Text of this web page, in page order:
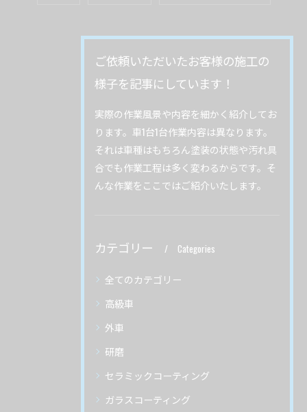
ご依頼いただいたお客様の施工の
様子を記事にしています！
実際の作業風景や内容を細かく紹介してお
ります。車1台1台作業内容は異なります。
それは車種はもちろん塗装の状態や汚れ具
合でも作業工程は多く変わるからです。そ
んな作業をここではご紹介いたします。
カテゴリー Categories
全てのカテゴリー
高級車
外車
研磨
セラミックコーティング
ガラスコーティング